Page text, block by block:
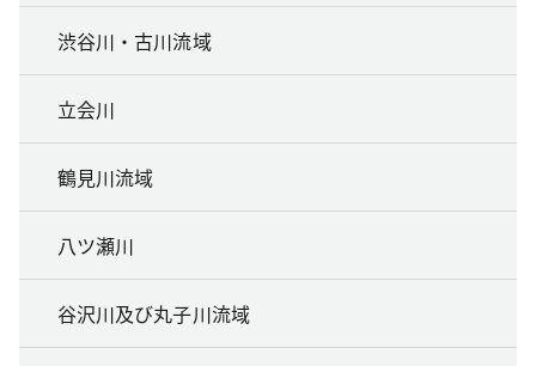
渋谷川・古川流域
立会川
鶴見川流域
八ツ瀬川
谷沢川及び丸子川流域